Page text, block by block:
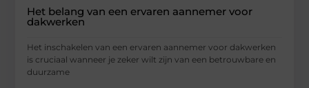
Het belang van een ervaren aannemer voor
dakwerken
Het inschakelen van een ervaren aannemer voor dakwerken
is cruciaal wanneer je zeker wilt zijn van een betrouwbare en
duurzame